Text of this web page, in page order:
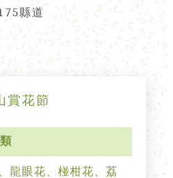
縣道
賞花節
龍眼花、椪柑花、荔